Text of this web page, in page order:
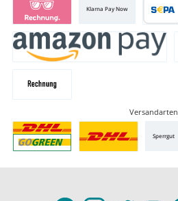
Klarna Pay Now
Versandarten
Sperrgut